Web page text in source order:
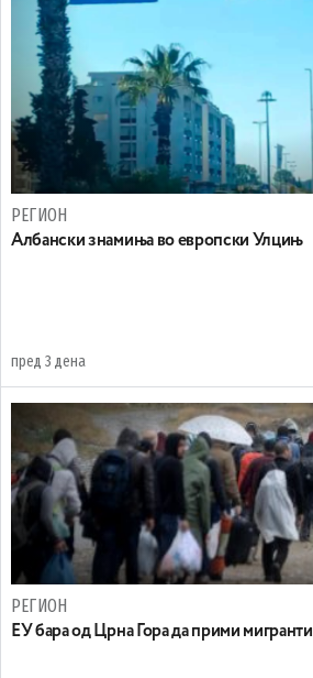
РЕГИОН
Aлбански знамиња во европски Улцињ
пред 3 дена
РЕГИОН
EУ бара од Црна Гора да прими мигранти